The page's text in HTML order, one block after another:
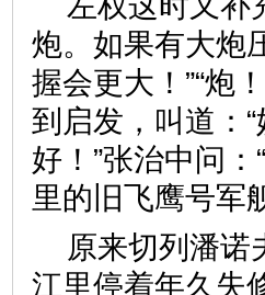
炮。如果有大炮
握会更大！”“炮
到启发，叫道：
好！”张治中问
里的旧飞鹰号军
原来切列潘诺
江里停着年久失